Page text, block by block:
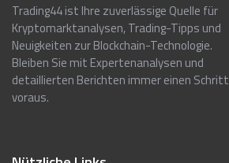
Trading44 ist Ihre zuverlässige Quelle für
Kryptomarktanalysen, Trading-Tipps und
Neuigkeiten zur Blockchain-Technologie.
Bleiben Sie mit Expertenanalysen und
detaillierten Berichten immer einen Schritt
voraus.